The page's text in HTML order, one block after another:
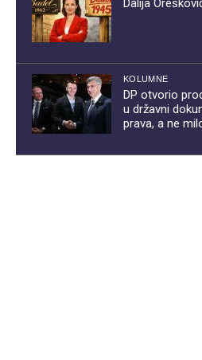
Dalija
KOLUMNE
DP otvorio
u državni
prava, a ne